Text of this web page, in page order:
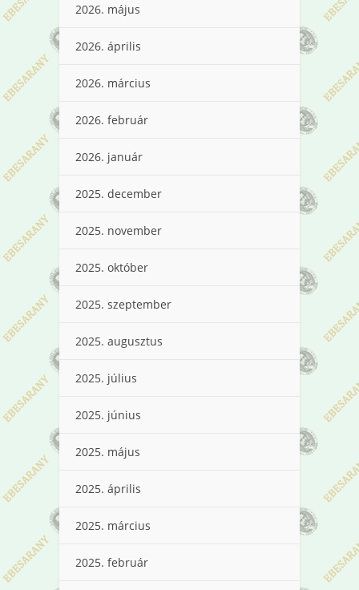
2026. május
2026. április
2026. március
2026. február
2026. január
2025. december
2025. november
2025. október
2025. szeptember
2025. augusztus
2025. július
2025. június
2025. május
2025. április
2025. március
2025. február